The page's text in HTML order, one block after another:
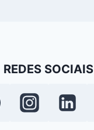
REDES SOCIAIS